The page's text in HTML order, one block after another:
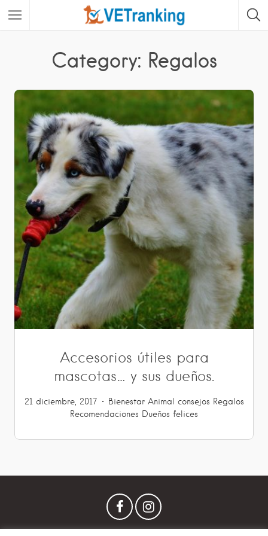
Category: Regalos
Accesorios útiles para
mascotas… y sus dueños.
21 diciembre, 2017 Bienestar Animal consejos Regalos
Recomendaciones Dueños felices